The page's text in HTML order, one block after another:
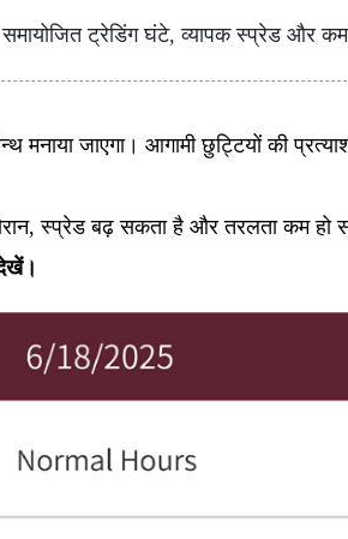
ट्रेडिंग घंटे, व्यापक स्प्रेड और कम
जाएगा। आगामी छुट्टियों की
स्प्रेड बढ़ सकता है और तरलता कम